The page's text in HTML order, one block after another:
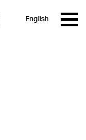
English